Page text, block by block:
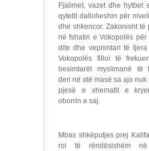
Fjalimet, vazet dhe hytbet
qytetit dalloheshin për
dhe shkencor. Zakonisht të
në fshatin e Vokopolës
dite dhe veprimtari të
Vokopolës filloi të
besimtarët myslimanë të
deri në atë masë sa ajo nuk
pjesë e xhematit e
oborrin e saj.
Mbas shkëputjes prej
rol të rëndësishëm